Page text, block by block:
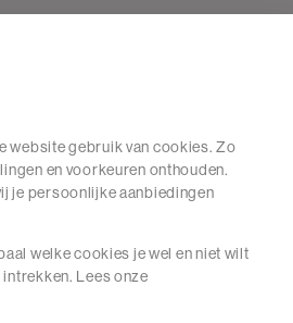
website gebruik van cookies. Zo
en voorkeuren onthouden.
je persoonlijke aanbiedingen
welke cookies je wel en niet wilt
Lees onze